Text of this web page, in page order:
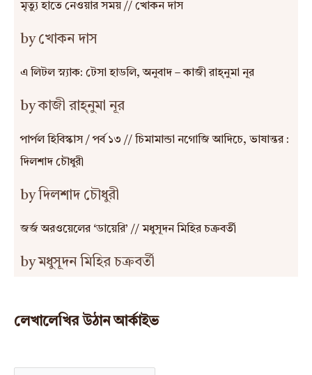
মৃত্যু হাতে নেওয়ার সময় // খোকন দাস
by খোকন দাস
এ লিটল স্ন্যাক: টেসা হাডলি, অনুবাদ – কাজী রাহ্‌নুমা নূর
by কাজী রাহ্‌নুমা নূর
পার্পল হিবিস্কাস / পর্ব ১৩ // চিমামান্ডা নগোজি আদিচে, ভাষান্তর :
দিলশাদ চৌধুরী
by দিলশাদ চৌধুরী
জর্জ অরওয়েলের ‘ডায়েরি’ // মধুসূদন মিহির চক্রবর্তী
by মধুসূদন মিহির চক্রবর্তী
লেখালেখির উঠান আর্কাইভ